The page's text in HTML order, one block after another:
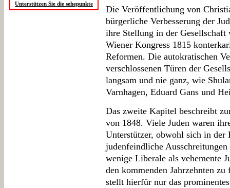
Unterstützen Sie die sehepunkte
Die Veröffentlichung von
bürgerliche Verbesserung der
ihre Stellung in der
Wiener Kongress 1815
Reformen. Die autokratischen
verschlossenen Türen der
langsam und nie ganz, wie
Varnhagen, Eduard Gans und
Das zweite Kapitel beschreibt
von 1848. Viele Juden waren
Unterstützer, obwohl sich in der
judenfeindliche
wenige Liberale als vehemente
den kommenden Jahrzehnten
stellt hierfür nur das